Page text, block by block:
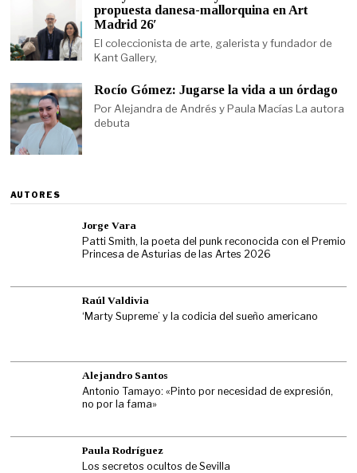
propuesta danesa-mallorquina en Art
Madrid 26′
El coleccionista de arte, galerista y fundador de
Kant Gallery,
Rocío Gómez: Jugarse la vida a un órdago
Por Alejandra de Andrés y Paula Macías La autora
debuta
AUTORES
Jorge Vara
Patti Smith, la poeta del punk reconocida con el Premio
Princesa de Asturias de las Artes 2026
Raúl Valdivia
‘Marty Supreme’ y la codicia del sueño americano
Alejandro Santos
Antonio Tamayo: «Pinto por necesidad de expresión,
no por la fama»
Paula Rodríguez
Los secretos ocultos de Sevilla